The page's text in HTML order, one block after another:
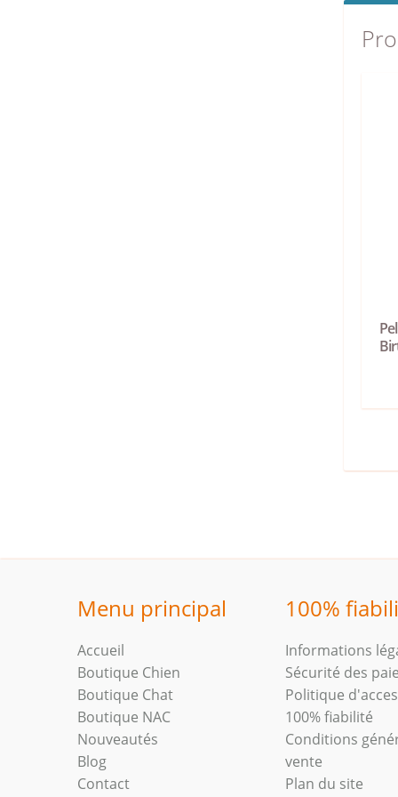
Menu principal
Accueil
Boutique Chien
Boutique Chat
Boutique NAC
Nouveautés
Blog
Contact
100%
Informations
Sécurité des
Politique
100% fiabilité
Conditions
vente
Plan du site